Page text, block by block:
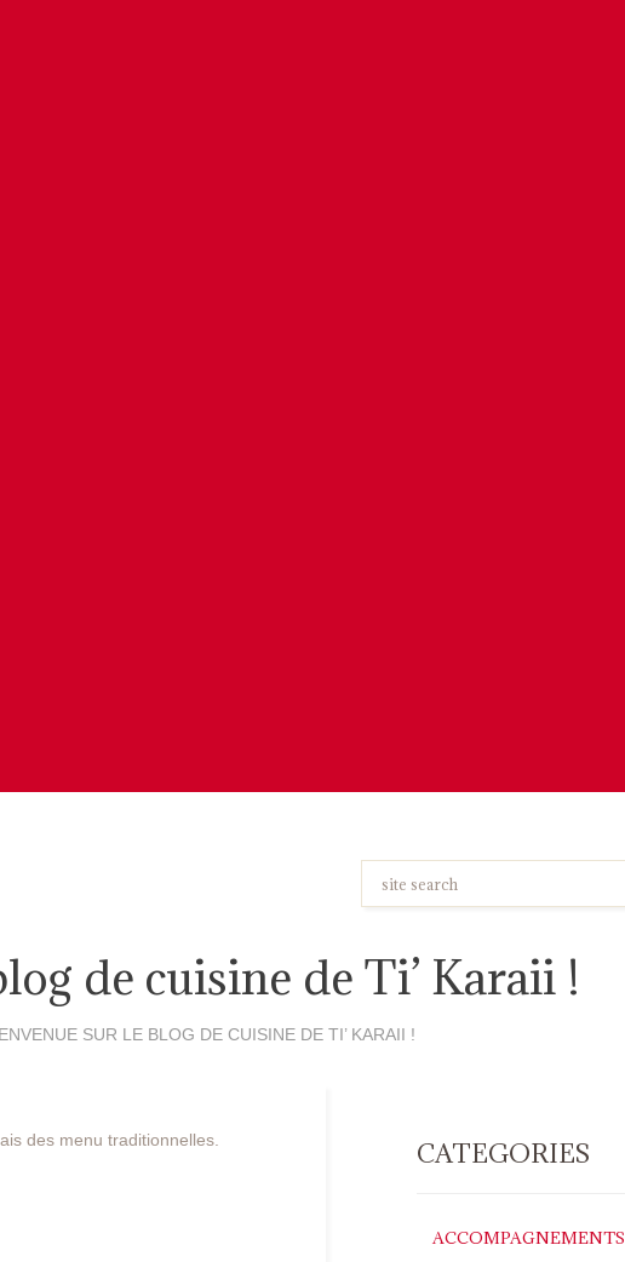
de cuisine de Ti’ Karaii !
SUR LE BLOG DE CUISINE DE TI’ KARAII !
des menu traditionnelles. CATEGORIES
ACCOMPAGNEMENTS